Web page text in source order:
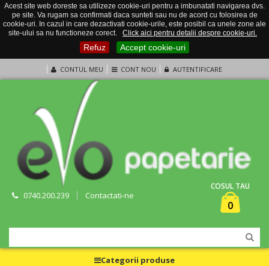
Acest site web doreste sa utilizeze cookie-uri pentru a imbunatati navigarea dvs.
pe site. Va rugam sa confirmati daca sunteti sau nu de acord cu folosirea de
cookie-uri. In cazul in care dezactivati cookie-urile, este posibil ca unele zone ale
site-ului sa nu functioneze corect.
Click aici pentru detalii despre cookie-uri.
Refuz Accept cookie-uri
CONTUL MEU CONT NOU AUTENTIFICARE
0740.200.239 Contactati-ne
COSUL TAU
0
Categorii produse